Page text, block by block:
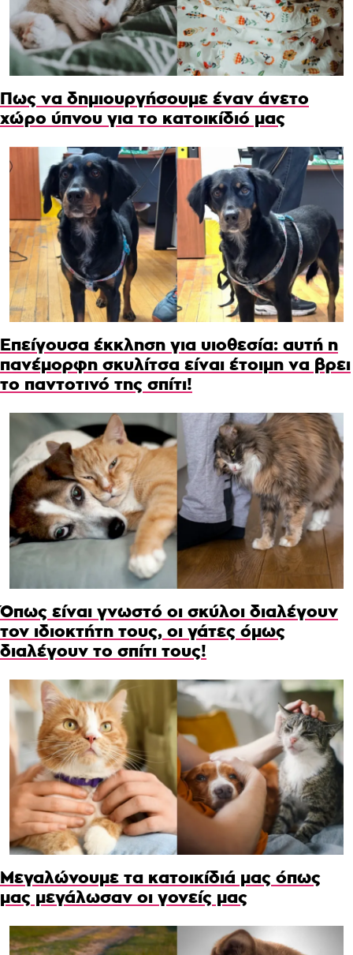
Πως να δημιουργήσουμε έναν άνετο
χώρο ύπνου για το κατοικίδιό μας
Επείγουσα έκκληση για υιοθεσία: αυτή η
πανέμορφη σκυλίτσα είναι έτοιμη να βρει
το παντοτινό της σπίτι!
Όπως είναι γνωστό οι σκύλοι διαλέγουν
τον ιδιοκτήτη τους, οι γάτες όμως
διαλέγουν το σπίτι τους!
Μεγαλώνουμε τα κατοικίδιά μας όπως
μας μεγάλωσαν οι γονείς μας